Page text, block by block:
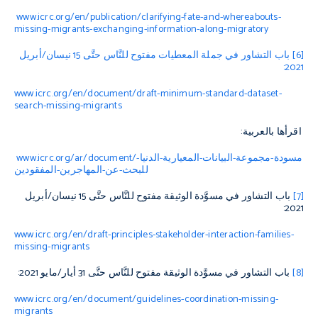
www.icrc.org/en/publication/clarifying-fate-and-whereabouts-
missing-migrants-exchanging-information-along-migratory
[6]
باب التشاور في جملة المعطيات مفتوح للنَّاس حتَّى 15 نيسان/أبريل
2021:
www.icrc.org/en/document/draft-minimum-standard-dataset-
search-missing-migrants
اقرأها بالعربية:
www.icrc.org/ar/document/مسودة-مجموعة-البيانات-المعيارية-الدنيا-
للبحث-عن-المهاجرين-المفقودين
[7]
باب التشاور في مسوَّدة الوثيقة مفتوح للنَّاس حتَّى 15 نيسان/أبريل
2021:
www.icrc.org/en/draft-principles-stakeholder-interaction-families-
missing-migrants
[8] باب التشاور في مسوَّدة الوثيقة مفتوح للنَّاس حتَّى 31 أيار/مايو 2021:
www.icrc.org/en/document/guidelines-coordination-missing-
migrants